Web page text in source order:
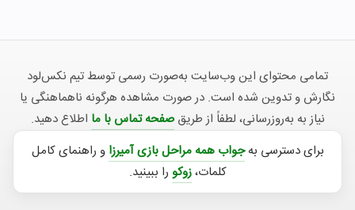
تمامی محتوای این وب‌سایت به‌صورت رسمی توسط تیم نکس‌لود
نگارش و تدوین شده است. در صورت مشاهده هرگونه ناهماهنگی یا
نیاز به به‌روزرسانی، لطفاً از طریقصفحه تماس با ما اطلاع دهید.
برای دسترسی به جواب همه مراحل بازی آمیرزا و راهنمای کامل
کلمات،زوکو را ببینید.